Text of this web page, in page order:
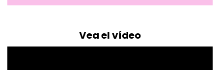
Vea el vídeo